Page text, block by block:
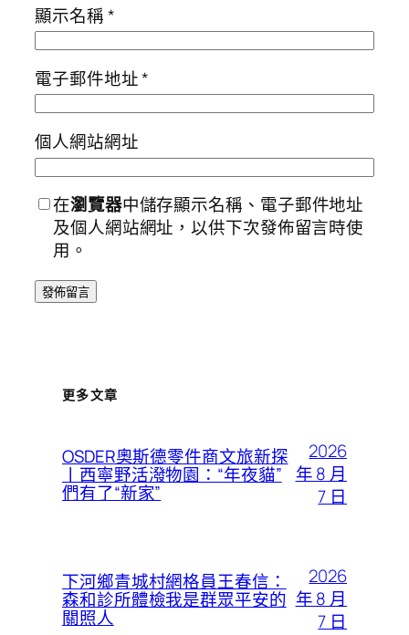
顯示名稱*
電子郵件地址*
個人網站網址
在瀏覽器中儲存顯示名稱、電子郵件地址
及個人網站網址，以供下次發佈留言時使
用。
更多文章
OSDER奧斯德零件商文旅新探
丨西寧野活潑物園：“年夜貓”
們有了“新家”
2026
年 8 月
7 日
下河鄉青城村網格員王春信：
森和診所體檢我是群眾平安的
關照人
2026
年 8 月
7 日